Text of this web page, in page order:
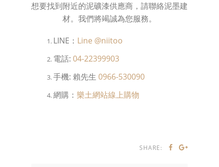
想要找到附近的泥礦漆供應商，請聯絡泥墨建
材。我們將竭誠為您服務。
LINE： Line @niitoo
電話: 04-22399903
手機: 賴先生 0966-530090
網購： 樂土網站線上購物
SHARE: